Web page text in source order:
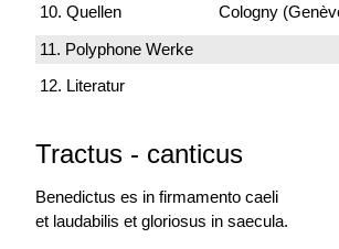
10. Quellen
Cologny
11. Polyphone Werke
12. Literatur
Tractus - canticus
Benedictus es in firmamento caeli
et laudabilis et gloriosus in saecula.